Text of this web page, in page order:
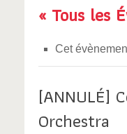
« Tous les
Cet
[ANNULÉ]
Orchestra